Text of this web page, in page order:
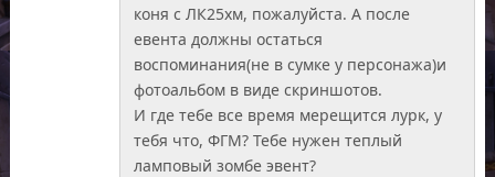
коня с ЛК25хм, пожалуйста. А после
евента должны остаться
воспоминания(не в сумке у персонажа)и
фотоальбом в виде скриншотов.
И где тебе все время мерещится лурк, у
тебя что, ФГМ? Тебе нужен теплый
ламповый зомбе эвент?